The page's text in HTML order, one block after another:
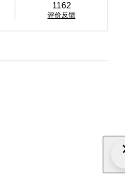
1162
评价反馈